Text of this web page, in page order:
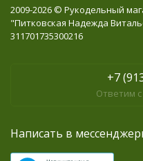
2009-2026 © Рукодельный
"Питковская Надежда
311701735300216
+7
Ответим с
Написать в